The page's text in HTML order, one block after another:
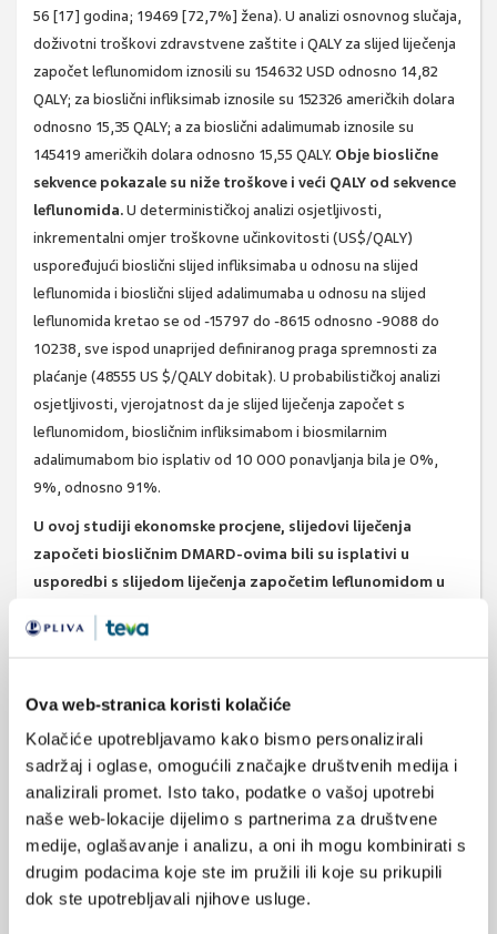
Ova web-stranica koristi kolačiće
Kolačiće upotrebljavamo kako bismo personalizirali
sadržaj i oglase, omogućili značajke društvenih medija i
analizirali promet. Isto tako, podatke o vašoj upotrebi
naše web-lokacije dijelimo s partnerima za društvene
medije, oglašavanje i analizu, a oni ih mogu kombinirati s
drugim podacima koje ste im pružili ili koje su prikupili
dok ste upotrebljavali njihove usluge.
56 [17] godina; 19469 [72,7%] žena). U analizi osnovnog slučaja,
doživotni troškovi zdravstvene zaštite i QALY za slijed liječenja
započet leflunomidom iznosili su 154632 USD odnosno 14,82
QALY; za bioslični infliksimab iznosile su 152326 američkih dolara
odnosno 15,35 QALY; a za bioslični adalimumab iznosile su
145419 američkih dolara odnosno 15,55 QALY. Obje bioslične
sekvence pokazale su niže troškove i veći QALY od sekvence
leflunomida.U determinističkoj analizi osjetljivosti,
inkrementalni omjer troškovne učinkovitosti (US$/QALY)
uspoređujući bioslični slijed infliksimaba u odnosu na slijed
leflunomida i bioslični slijed adalimumaba u odnosu na slijed
leflunomida kretao se od -15797 do -8615 odnosno -9088 do
10238, sve ispod unaprijed definiranog praga spremnosti za
plaćanje (48555 US $/QALY dobitak). U probabilističkoj analizi
osjetljivosti, vjerojatnost da je slijed liječenja započet s
leflunomidom, biosličnim infliksimabom i biosmilarnim
adalimumabom bio isplativ od 10 000 ponavljanja bila je 0%,
9%, odnosno 91%.
U ovoj studiji ekonomske procjene, slijedovi liječenja
započeti biosličnim DMARD-ovima bili su isplativi u
usporedbi s slijedom liječenja započetim leflunomidom u
početnim liječenjem metotreksatom.
biosimilarnih lijekova odmah nakon neuspjeha metotreksata za
Izvor:JAMA Netw Open. 2024 Jun 3;7(6):e2418800. doi:
10.1001/jamanetworkopen.2024.18800.
reumatoidni artritis
SVIĐA